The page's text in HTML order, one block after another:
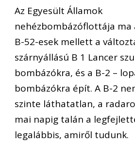
Az Egyesült Államok
nehézbombázóflottája
B-52-esek mellett a
szárnyállású B 1 Lancer
bombázókra, és a B-2 –
bombázókra épít. A B-2
szinte láthatatlan, a
mai napig talán a
legalábbis, amiről tudunk.